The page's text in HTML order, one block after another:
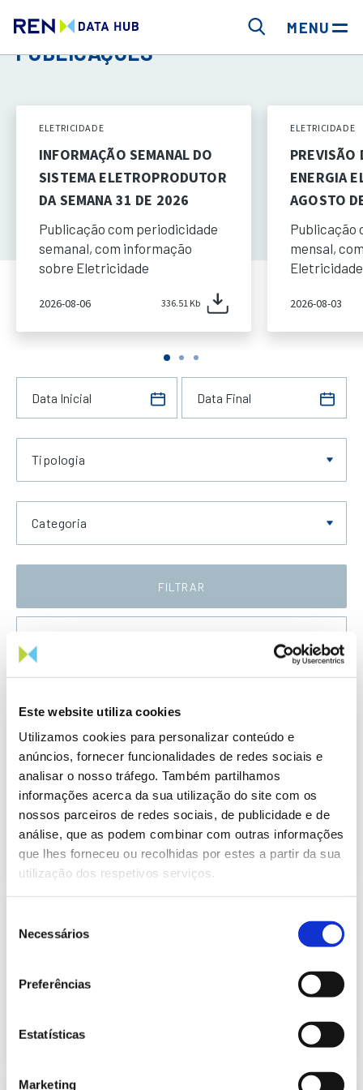
Este website utiliza cookies
Utilizamos cookies para personalizar conteúdo e
anúncios, fornecer funcionalidades de redes sociais e
analisar o nosso tráfego. Também partilhamos
informações acerca da sua utilização do site com os
nossos parceiros de redes sociais, de publicidade e de
análise, que as podem combinar com outras informações
que lhes forneceu ou recolhidas por estes a partir da sua
utilização dos respetivos serviços.
Necessários
Preferências
Estatísticas
Marketing
MENU
PUBLICAÇÕES
ELETRICIDADE
INFORMAÇÃO SEMANAL DO
SISTEMA ELETROPRODUTOR
DA SEMANA 31 DE 2026
Publicação com periodicidade
semanal, com informação
sobre Eletricidade
2026-08-06 336.51 Kb
ELETRICIDADE
PREVISÃO
ENERGIA
AGOSTO
Publicação
mensal,
Eletricidade
2026-08-03
Tipologia
Categoria
FILTRAR
262.21 Kb
Informação Semanal do Sistema
Eletroprodutor da semana 50 de
2025
Publicação com periodicidade semanal, com
informação sobre Eletricidade
2025-12-17 Eletricidade
259.97 Kb
Eletroprodutor da semana 49 de
2025
informação sobre Eletricidade
2025-12-10